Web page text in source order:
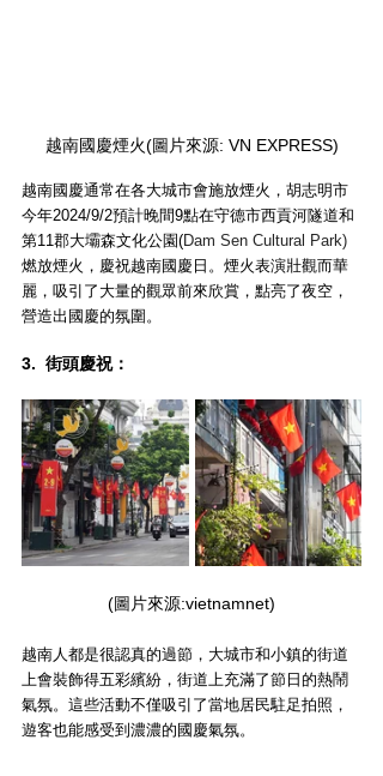
越南國慶煙火(圖片來源: VN EXPRESS)
越南國慶通常在各大城市會施放煙火，胡志明市
今年2024/9/2預計晚間9點在守德市西貢河隧道和
第11郡大壩森文化公園(Dam Sen Cultural Park)
燃放煙火，慶祝越南國慶日。煙火表演壯觀而華
麗，吸引了大量的觀眾前來欣賞，點亮了夜空，
營造出國慶的氛圍。
3.  街頭慶祝：
(圖片來源:vietnamnet)
越南人都是很認真的過節，大城市和小鎮的街道
上會裝飾得五彩繽紛，街道上充滿了節日的熱鬧
氣氛。這些活動不僅吸引了當地居民駐足拍照，
遊客也能感受到濃濃的國慶氣氛。